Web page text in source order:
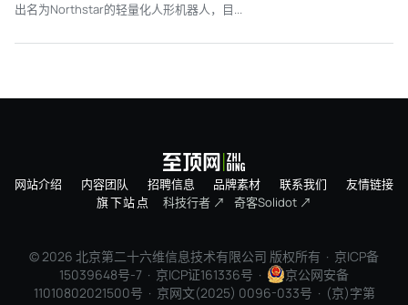
出名为Northstar的轻量化人形机器人，目...
网站介绍 内容团队 招聘信息 品牌素材 联系我们
友情链接
旗下站点
科技行者 ↗ 奇客Solidot ↗
© 2026 北京第二十六维信息技术有限公司 版权所有 · 京ICP备
15039648号-7 · 京ICP证161336号 ·
京公网安备
11010802021500号 · 京网文(2025) 0096-033号 · (京)字第